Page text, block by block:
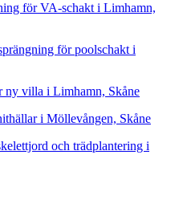
för VA-schakt i Limhamn,
för poolschakt i
ny villa i Limhamn, Skåne
i Möllevången, Skåne
och trädplantering i